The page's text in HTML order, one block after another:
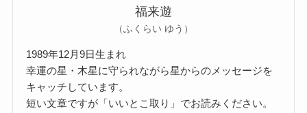
福来遊
（ふくらい ゆう）
1989年12月9日生まれ
幸運の星・木星に守られながら星からのメッセージを
キャッチしています。
短い文章ですが「いいとこ取り」でお読みください。